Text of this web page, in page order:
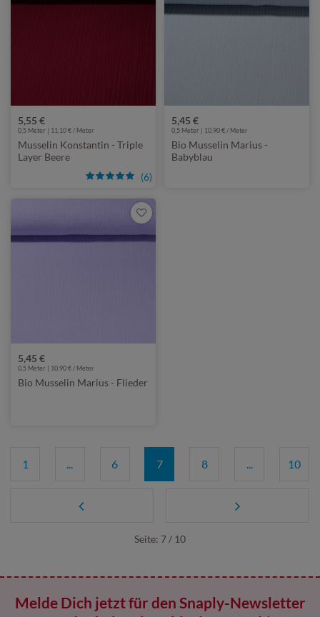
5,55 €
(6)
0,5 Meter | 11,10 € / Meter
Musselin Konstantin - Triple
Layer Beere
5,45 €
0,5 Meter | 10,90 € / Meter
Bio Musselin Marius -
Babyblau
5,45 €
0,5 Meter | 10,90 € / Meter
Bio Musselin Marius - Flieder
1 ... 6 7 8 ... 10
Seite: 7 / 10
Melde Dich jetzt für den Snaply-Newsletter